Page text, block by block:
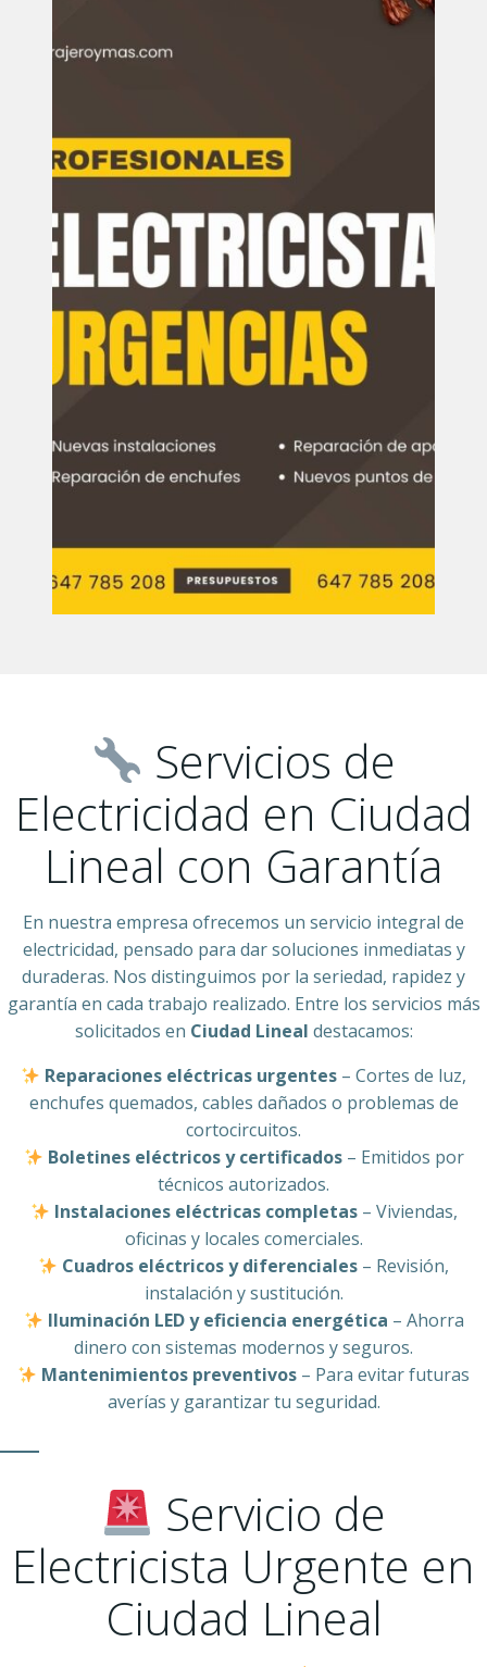
Servicios de
Electricidad en Ciudad
Lineal con Garantía
En nuestra empresa ofrecemos un servicio integral de
electricidad, pensado para dar soluciones inmediatas y
duraderas. Nos distinguimos por la seriedad, rapidez y
garantía en cada trabajo realizado. Entre los servicios más
solicitados en Ciudad Lineal destacamos:
Reparaciones eléctricas urgentes – Cortes de luz,
enchufes quemados, cables dañados o problemas de
cortocircuitos.
Boletines eléctricos y certificados– Emitidos por
técnicos autorizados.
Instalaciones eléctricas completas– Viviendas,
oficinas y locales comerciales.
Cuadros eléctricos y diferenciales – Revisión,
instalación y sustitución.
Iluminación LED y eficiencia energética – Ahorra
dinero con sistemas modernos y seguros.
Mantenimientos preventivos – Para evitar futuras
averías y garantizar tu seguridad.
Servicio de
Electricista Urgente en
Ciudad Lineal